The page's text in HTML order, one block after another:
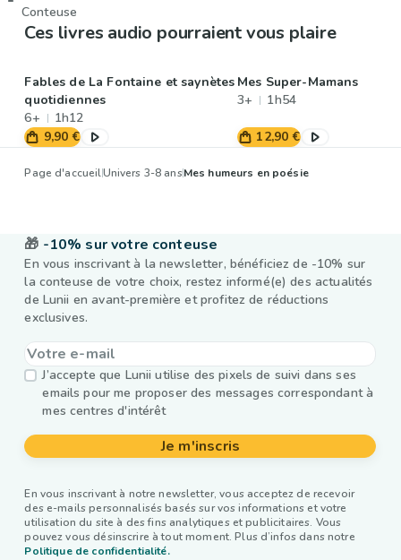
Conteuse
Ces livres audio pourraient vous plaire
Fables de La Fontaine et saynètes
quotidiennes
6+
1h12
9,90 €
Mes Super-Mamans
3+
1h54
12,90 €
Page d'accueilUnivers 3-8 ansMes humeurs en poésie
🎁 -10% sur votre conteuse
En vous inscrivant à la newsletter, bénéficiez de -10% sur
la conteuse de votre choix, restez informé(e) des actualités
de Lunii en avant-première et profitez de réductions
exclusives.
J’accepte que Lunii utilise des pixels de suivi dans ses
emails pour me proposer des messages correspondant à
mes centres d'intérêt
Je m'inscris
En vous inscrivant à notre newsletter, vous acceptez de recevoir
des e-mails personnalisés basés sur vos informations et votre
utilisation du site à des fins analytiques et publicitaires. Vous
pouvez vous désinscrire à tout moment. Plus d’infos dans notre
Politique de confidentialité.